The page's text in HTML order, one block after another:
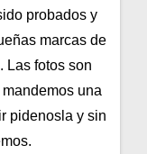
probados y
marcas de
Las fotos son
una
pidenosla y sin